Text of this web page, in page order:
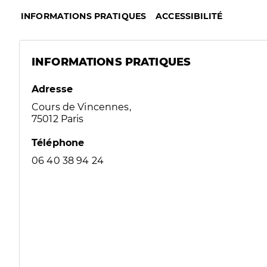
INFORMATIONS PRATIQUES ACCESSIBILITÉ
INFORMATIONS PRATIQUES
Adresse
Cours de Vincennes,
75012 Paris
Téléphone
06 40 38 94 24